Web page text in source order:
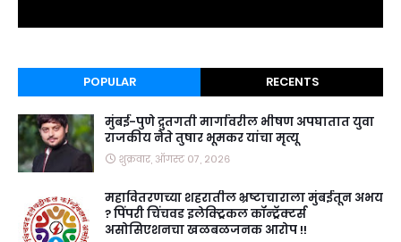
POPULAR RECENTS
मुंबई-पुणे द्रुतगती मार्गावरील भीषण अपघातात युवा
राजकीय नेते तुषार भूमकर यांचा मृत्यू
शुक्रवार, ऑगस्ट ०७, २०२६
महावितरणच्या शहरातील भ्रष्टाचाराला मुंबईतून अभय
? पिंपरी चिंचवड इलेक्ट्रिकल कॉन्ट्रॅक्टर्स
असोसिएशनचा खळबळजनक आरोप !!